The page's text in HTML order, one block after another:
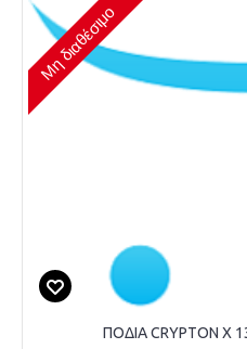
Μη διαθέσιμο
ΠΟΔΙΑ CRYPTON X